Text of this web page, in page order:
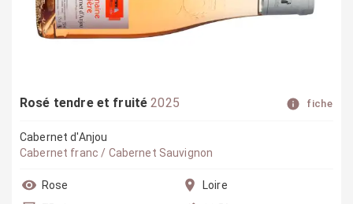
Rosé tendre et fruité 2025 fiche
Cabernet d'Anjou
Cabernet franc / Cabernet Sauvignon
Rose
Loire